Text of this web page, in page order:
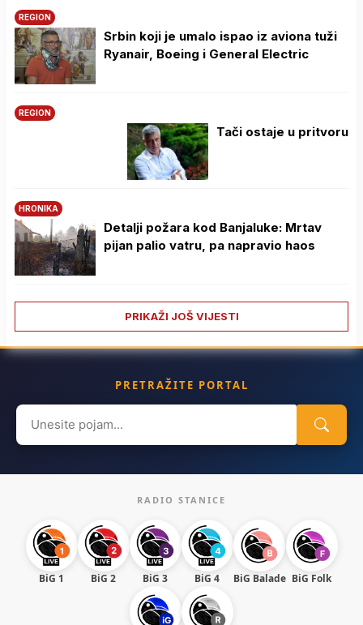
REGION
Srbin koji je umalo ispao iz aviona tuži
Ryanair, Boeing i General Electric
REGION
Tači ostaje u pritvoru
HRONIKA
Detalji požara kod Banjaluke: Mrtav
pijan palio vatru, pa napravio haos
PRIKAŽI JOŠ VIJESTI
PRETRAŽITE PORTAL
Search
for:
RADIO STANICE
BiG 1 BiG 2 BiG 3 BiG 4 BiG Balade BiG Folk